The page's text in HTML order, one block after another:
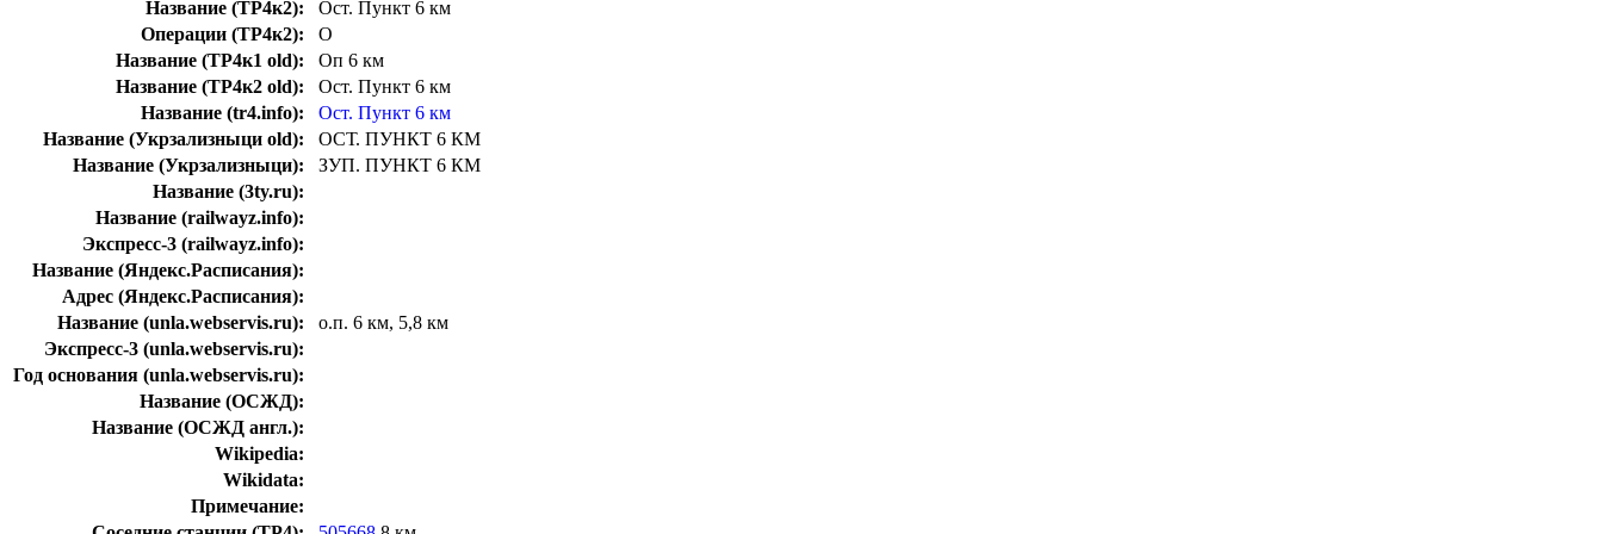
Название (ТР4к2):
Ост. Пункт 6 км
Операции (ТР4к2):
О
Название (ТР4к1 old):
Оп 6 км
Название (ТР4к2 old):
Ост. Пункт 6 км
Название (tr4.info):
Ост. Пункт 6 км
Название (Укрзализныци old):
ОСТ. ПУНКТ 6 КМ
Название (Укрзализныци):
ЗУП. ПУНКТ 6 КМ
Название (3ty.ru):
Название (railwayz.info):
Экспресс-3 (railwayz.info):
Название (Яндекс.Расписания):
Адрес (Яндекс.Расписания):
Название (unla.webservis.ru):
о.п. 6 км, 5,8 км
Экспресс-3 (unla.webservis.ru):
Год основания (unla.webservis.ru):
Название (ОСЖД):
Название (ОСЖД англ.):
Wikipedia:
Wikidata:
Примечание: